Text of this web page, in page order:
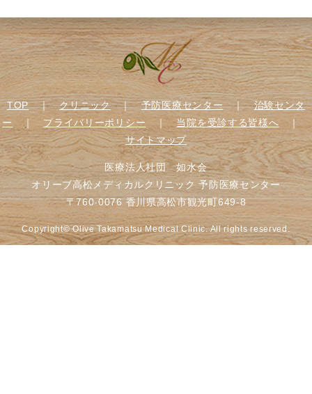
TOP｜クリニック｜予防医療センター｜治験センタ
ー
｜ プライバリーポリシー ｜当院を受診する皆様へ｜
サイトマップ
医療法人社団 如水会
オリーブ高松メディカルクリニック 予防医療センター
〒760-0076 香川県高松市観光町649-8
Copyright© Olive Takamatsu Medical Clinic. All rights reserved.